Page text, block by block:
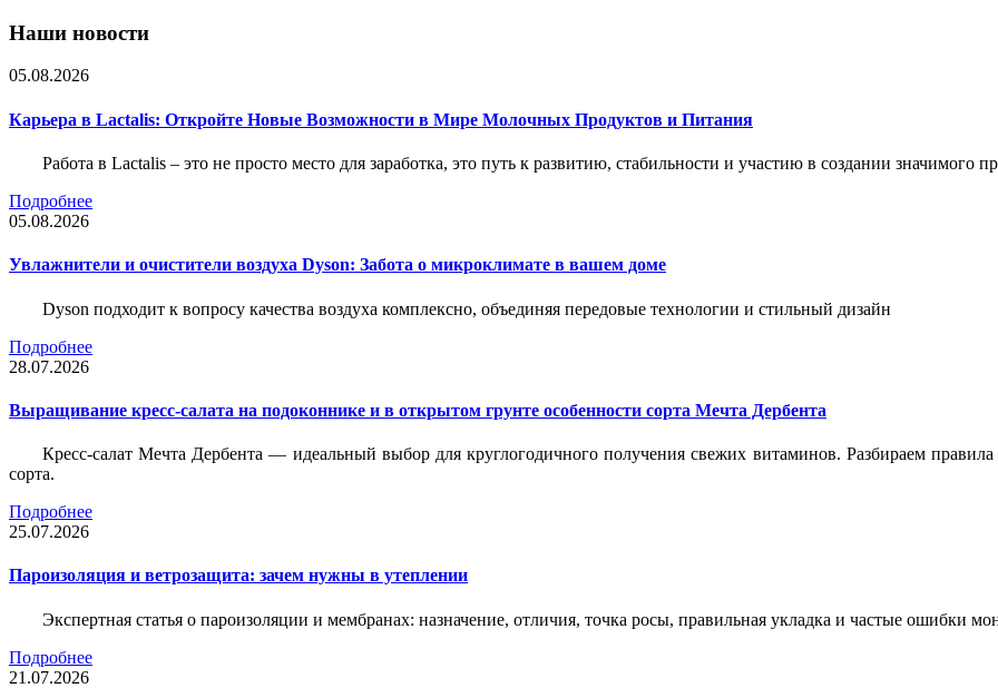
Наши новости
05.08.2026
Карьера в Lactalis: Откройте Новые Возможности в Мире Молочных Продуктов и Питания
Работа в Lactalis – это не просто место для заработка, это путь к развитию, стабильности и участию в создании значимого
Подробнее
05.08.2026
Увлажнители и очистители воздуха Dyson: Забота о микроклимате в вашем доме
Dyson подходит к вопросу качества воздуха комплексно, объединяя передовые технологии и стильный дизайн
Подробнее
28.07.2026
Выращивание кресс-салата на подоконнике и в открытом грунте особенности сорта Мечта Дербента
Кресс-салат Мечта Дербента — идеальный выбор для круглогодичного получения свежих витаминов. Разбираем
сорта.
Подробнее
25.07.2026
Пароизоляция и ветрозащита: зачем нужны в утеплении
Экспертная статья о пароизоляции и мембранах: назначение, отличия, точка росы, правильная укладка и частые ошибки
Подробнее
21.07.2026